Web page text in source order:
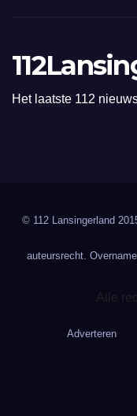
Het laatste 112
© 112 Lansingerland
auteursrecht.
Alle
Adverteren